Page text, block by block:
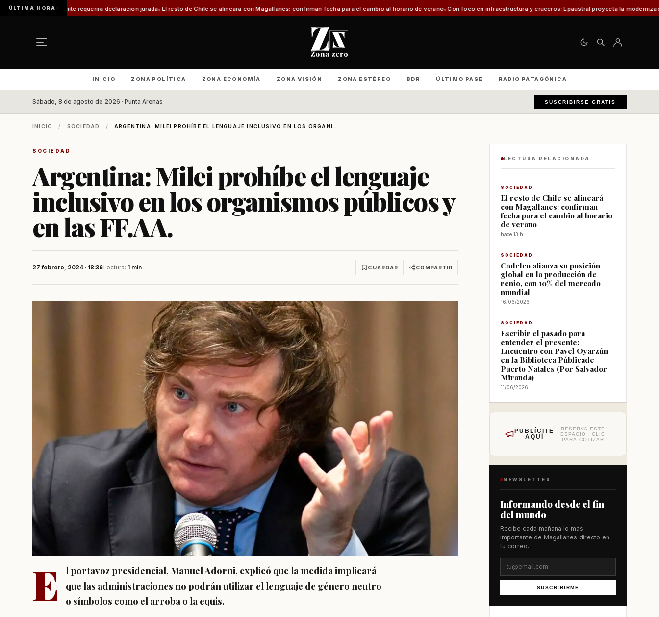
ÚLTIMA HORA
requerirá declaración jurada El resto de Chile se alineará con Magallanes: confirman fecha para el cambio al horario de verano Con foco en infraestructura y cruceros: Epaustral proyecta la modernización portuaria para
INICIO ZONA POLÍTICA ZONA ECONOMÍA ZONA VISIÓN ZONA ESTÉREO BDR ÚLTIMO PASE RADIO PATAGÓNICA
Sábado, 8 de agosto de 2026 · Punta Arenas SUSCRIBIRSE GRATIS
INICIO / SOCIEDAD / ARGENTINA: MILEI PROHÍBE EL LENGUAJE INCLUSIVO EN LOS ORGANI...
SOCIEDAD
Argentina: Milei prohíbe el lenguaje
inclusivo en los organismos públicos y
en las FF.AA.
27 febrero, 2024 · 18:36Lectura: 1 min GUARDAR COMPARTIR
E
l portavoz presidencial, Manuel Adorni, explicó que la medida implicará
que las administraciones no podrán utilizar el lenguaje de género neutro
o símbolos como el arroba o la equis.
LECTURA RELACIONADA
SOCIEDAD
El resto de Chile se alineará
con Magallanes: confirman
fecha para el cambio al horario
de verano
hace 13 h
SOCIEDAD
Codelco afianza su posición
global en la producción de
renio, con 10% del mercado
mundial
16/06/2026
SOCIEDAD
Escribir el pasado para
entender el presente:
Encuentro con Pavel Oyarzún
en la Biblioteca Públicade
Puerto Natales (Por Salvador
Miranda)
11/06/2026
PUBLÍCITE
AQUÍ
RESERVA ESTE
ESPACIO · CLIC
PARA COTIZAR
NEWSLETTER
Informando desde el fin
del mundo
Recibe cada mañana lo más
importante de Magallanes directo en
tu correo.
SUSCRIBIRME